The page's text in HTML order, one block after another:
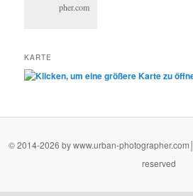
pher.com
KARTE
© 2014-2026 by www.urban-photographer.com│
reserved